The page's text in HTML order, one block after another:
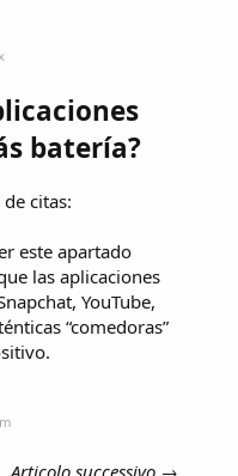
batería?
citas:
este apartado
las aplicaciones
YouTube,
“comedoras”
Articolo successivo →